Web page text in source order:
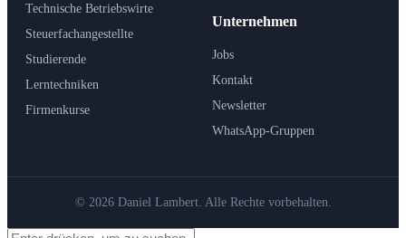
Technische Betriebswirte
Steuerfachangestellte
Studierende
Lerntechniken
Firmenkurse
Unternehmen
Jobs
Kontakt
Newsletter
WhatsApp-Gruppen
© 2026 Daniel Lambert. Alle Rechte vorbehalten.